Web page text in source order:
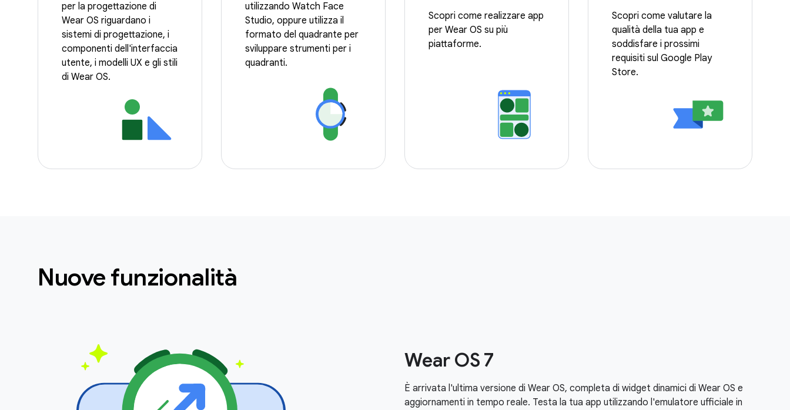
per la progettazione di
Wear OS riguardano i
sistemi di progettazione, i
componenti dell'interfaccia
utente, i modelli UX e gli stili
di Wear OS.
utilizzando Watch Face
Studio, oppure utilizza il
formato del quadrante per
sviluppare strumenti per i
quadranti.
Scopri come realizzare app
per Wear OS su più
piattaforme.
Scopri come valutare la
qualità della tua app e
soddisfare i prossimi
requisiti sul Google Play
Store.
Nuove funzionalità
Wear OS 7
È arrivata l'ultima versione di Wear OS, completa di widget dinamici di Wear OS e
aggiornamenti in tempo reale. Testa la tua app utilizzando l'emulatore ufficiale in